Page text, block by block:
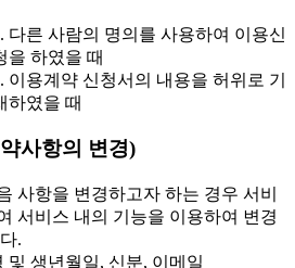
다른 사람의 명의를 사용하여 이용신
을 하였을 때
이용계약 신청서의 내용을 허위로 기
하였을 때
사항의 변경)
사항을 변경하고자 하는 경우 서비
서비스 내의 기능을 이용하여 변경
.
생년월일, 신분, 이메일